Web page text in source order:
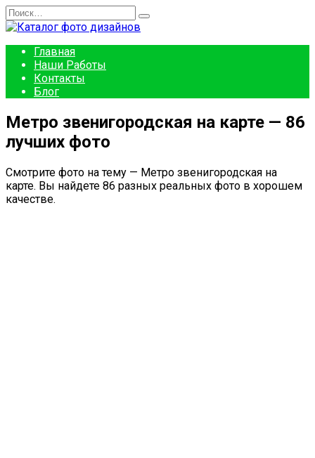
Перейти
к
Search
for:
Главная
Наши Работы
Контакты
Блог
Метро звенигородская на карте — 86
лучших фото
Смотрите фото на тему — Метро звенигородская на
карте. Вы найдете 86 разных реальных фото в хорошем
качестве.